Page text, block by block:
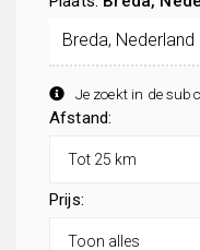
Je zoekt in de
Afstand:
Prijs: